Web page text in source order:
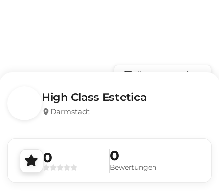
Alle Fotos anzeigen
High Class Estetica
Darmstadt
0 0
Bewertungen